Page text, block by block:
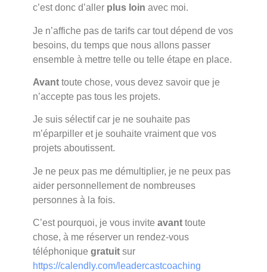
c’est donc d’aller plus loin avec moi.
Je n’affiche pas de tarifs car tout dépend de vos
besoins, du temps que nous allons passer
ensemble à mettre telle ou telle étape en place.
Avanttoute chose, vous devez savoir que je
n’accepte pas tous les projets.
Je suis sélectif car je ne souhaite pas
m’éparpiller et je souhaite vraiment que vos
projets aboutissent.
Je ne peux pas me démultiplier, je ne peux pas
aider personnellement de nombreuses
personnes à la fois.
C’est pourquoi, je vous invite avanttoute
chose, à me réserver un rendez-vous
téléphonique gratuitsur
https://calendly.com/leadercastcoaching